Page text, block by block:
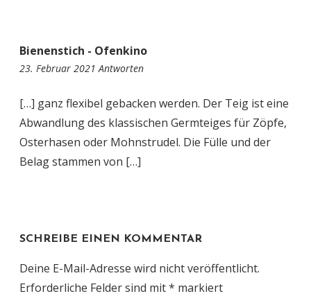
Bienenstich - Ofenkino
23. Februar 2021 21:58
Antworten
[…] ganz flexibel gebacken werden. Der Teig ist eine
Abwandlung des klassischen Germteiges für Zöpfe,
Osterhasen oder Mohnstrudel. Die Fülle und der
Belag stammen von […]
SCHREIBE EINEN KOMMENTAR
Deine E-Mail-Adresse wird nicht veröffentlicht.
Erforderliche Felder sind mit* markiert